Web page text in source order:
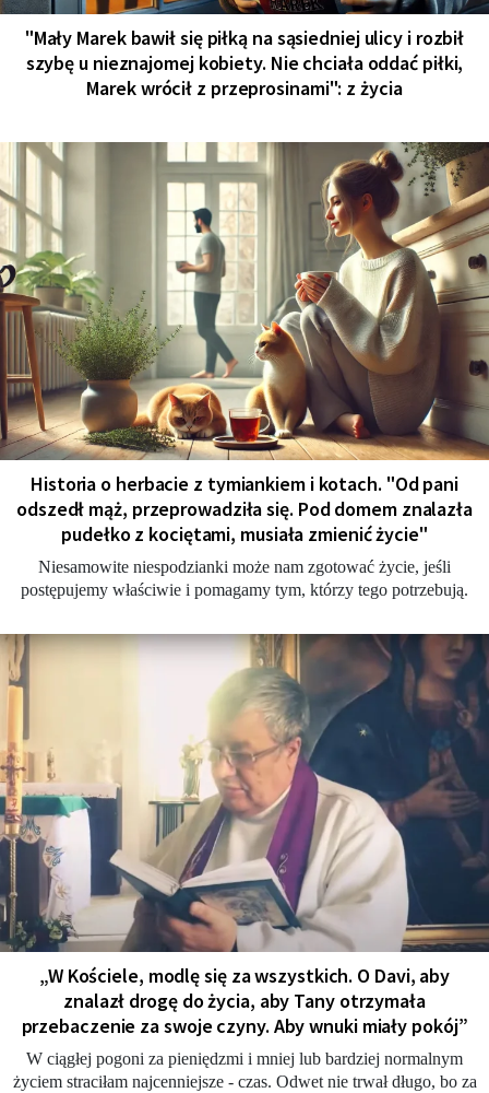
"Mały Marek bawił się piłką na sąsiedniej ulicy i rozbił
szybę u nieznajomej kobiety. Nie chciała oddać piłki,
Marek wrócił z przeprosinami": z życia
Historia o herbacie z tymiankiem i kotach. "Od pani
odszedł mąż, przeprowadziła się. Pod domem znalazła
pudełko z kociętami, musiała zmienić życie"
Niesamowite niespodzianki może nam zgotować życie, jeśli
postępujemy właściwie i pomagamy tym, którzy tego potrzebują.
„W Kościele, modlę się za wszystkich. O Davi, aby
znalazł drogę do życia, aby Tany otrzymała
przebaczenie za swoje czyny. Aby wnuki miały pokój”
W ciągłej pogoni za pieniędzmi i mniej lub bardziej normalnym
życiem straciłam najcenniejsze - czas. Odwet nie trwał długo, bo za